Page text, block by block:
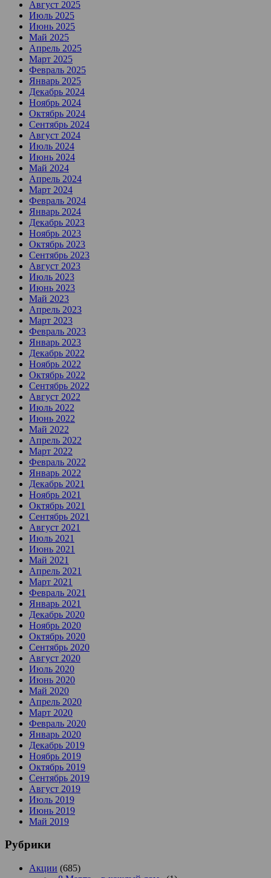
Август 2025
Июль 2025
Июнь 2025
Май 2025
Апрель 2025
Март 2025
Февраль 2025
Январь 2025
Декабрь 2024
Ноябрь 2024
Октябрь 2024
Сентябрь 2024
Август 2024
Июль 2024
Июнь 2024
Май 2024
Апрель 2024
Март 2024
Февраль 2024
Январь 2024
Декабрь 2023
Ноябрь 2023
Октябрь 2023
Сентябрь 2023
Август 2023
Июль 2023
Июнь 2023
Май 2023
Апрель 2023
Март 2023
Февраль 2023
Январь 2023
Декабрь 2022
Ноябрь 2022
Октябрь 2022
Сентябрь 2022
Август 2022
Июль 2022
Июнь 2022
Май 2022
Апрель 2022
Март 2022
Февраль 2022
Январь 2022
Декабрь 2021
Ноябрь 2021
Октябрь 2021
Сентябрь 2021
Август 2021
Июль 2021
Июнь 2021
Май 2021
Апрель 2021
Март 2021
Февраль 2021
Январь 2021
Декабрь 2020
Ноябрь 2020
Октябрь 2020
Сентябрь 2020
Август 2020
Июль 2020
Июнь 2020
Май 2020
Апрель 2020
Март 2020
Февраль 2020
Январь 2020
Декабрь 2019
Ноябрь 2019
Октябрь 2019
Сентябрь 2019
Август 2019
Июль 2019
Июнь 2019
Май 2019
Рубрики
Акции (685)